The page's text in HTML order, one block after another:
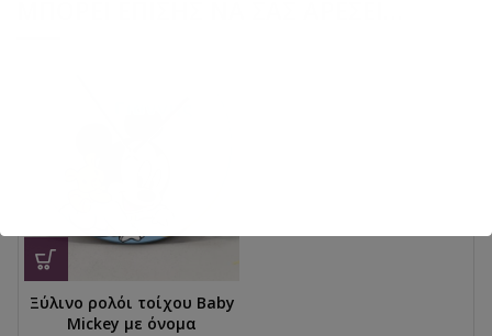
Ξύλινο ρολόι τοίχου Baby
Mickey με όνομα